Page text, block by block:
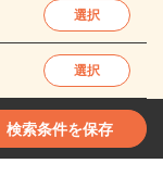
選択
選択
検索条件を保存